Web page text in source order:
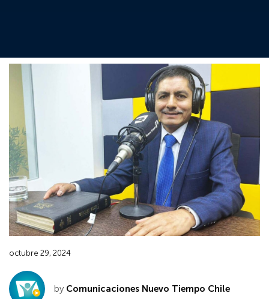
octubre 29, 2024
by Comunicaciones Nuevo Tiempo Chile